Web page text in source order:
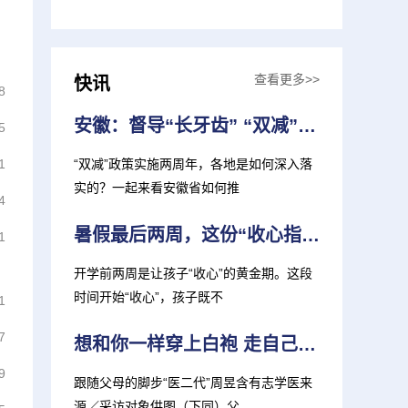
快讯 查看更多>>
安徽：督导“长牙齿” “双减”见实效
“双减”政策实施两周年，各地是如何深入落
实的？一起来看安徽省如何推
暑假最后两周，这份“收心指南”，家长孩子都需要！
开学前两周是让孩子“收心”的黄金期。这段
时间开始“收心”，孩子既不
想和你一样穿上白袍 走自己的“医”路 复旦上医迎来多位“医二代”新生
跟随父母的脚步“医二代”周昱含有志学医来